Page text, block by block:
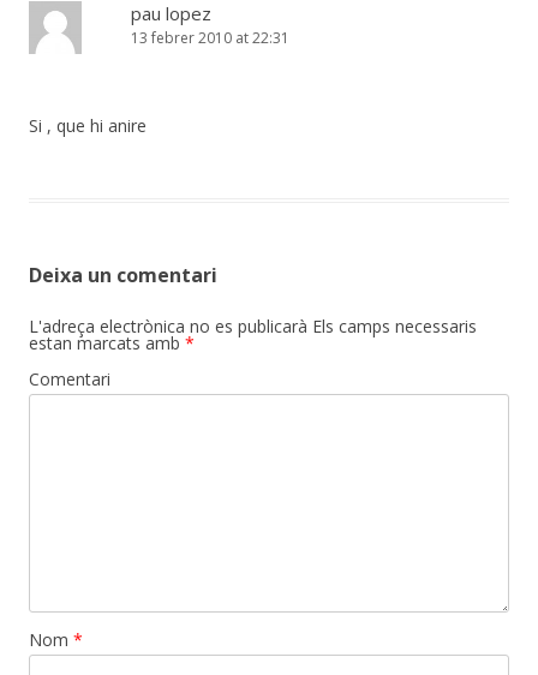
pau lopez
13 febrer 2010 at 22:31
Si , que hi anire
Deixa un comentari
L'adreça electrònica no es publicarà Els camps necessaris
estan marcats amb *
Comentari
Nom *